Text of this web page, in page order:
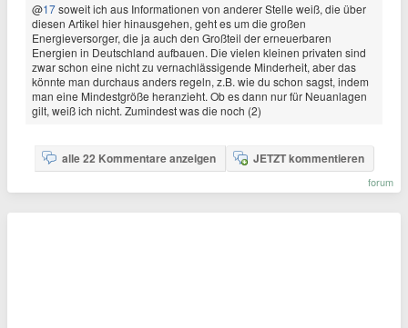
@17soweit ich aus Informationen von anderer Stelle weiß, die über
diesen Artikel hier hinausgehen, geht es um die großen
Energieversorger, die ja auch den Großteil der erneuerbaren
Energien in Deutschland aufbauen. Die vielen kleinen privaten sind
zwar schon eine nicht zu vernachlässigende Minderheit, aber das
könnte man durchaus anders regeln, z.B. wie du schon sagst, indem
man eine Mindestgröße heranzieht. Ob es dann nur für Neuanlagen
gilt, weiß ich nicht. Zumindest was die noch (2)
alle 22 Kommentare anzeigen JETZT kommentieren
forum